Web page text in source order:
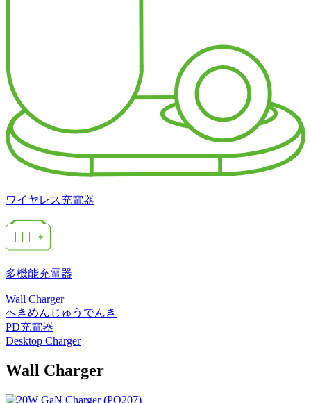
ワイヤレス充電器
多機能充電器
Wall Charger
へきめんじゅうでんき
PD充電器
Desktop Charger
Wall Charger